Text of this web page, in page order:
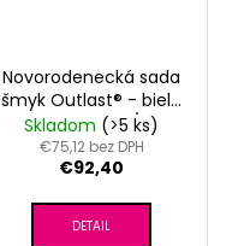
Novorodenecká sada
šmyk Outlast® - biela
sv.hnedé kvety/latté
Skladom (>5 ks)
€75,12 bez DPH
€92,40
DETAIL